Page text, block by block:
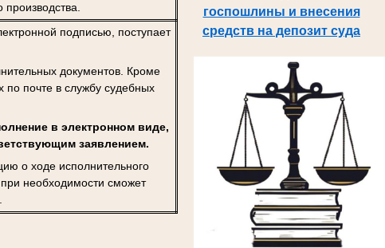
госпошлины и внесения
средств на депозит суда
производства.
подписью, поступает
документов. Кроме
по почте в службу судебных
в электронном виде,
заявлением.
о ходе исполнительного
при необходимости сможет